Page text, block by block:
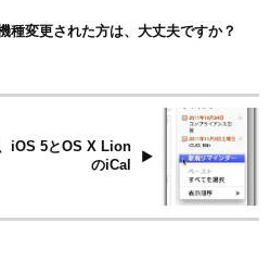
種変更された方は、大丈夫ですか？
iOS 5とOS X Lion
のiCal